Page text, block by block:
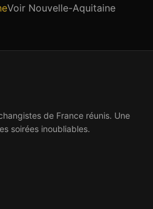
Voir Nouvelle-Aquitaine
de France réunis. Une
soirées inoubliables.